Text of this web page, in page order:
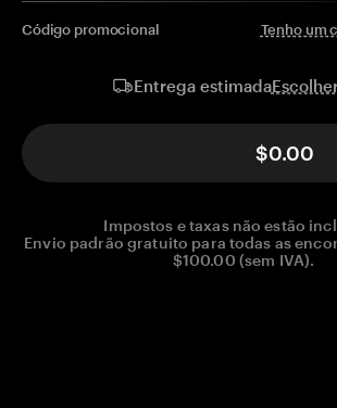
Código promocional Tenho um
Entrega estimada
$0.00
Impostos e taxas não estão
Envio padrão gratuito para todas as
$100.00 (sem IVA).